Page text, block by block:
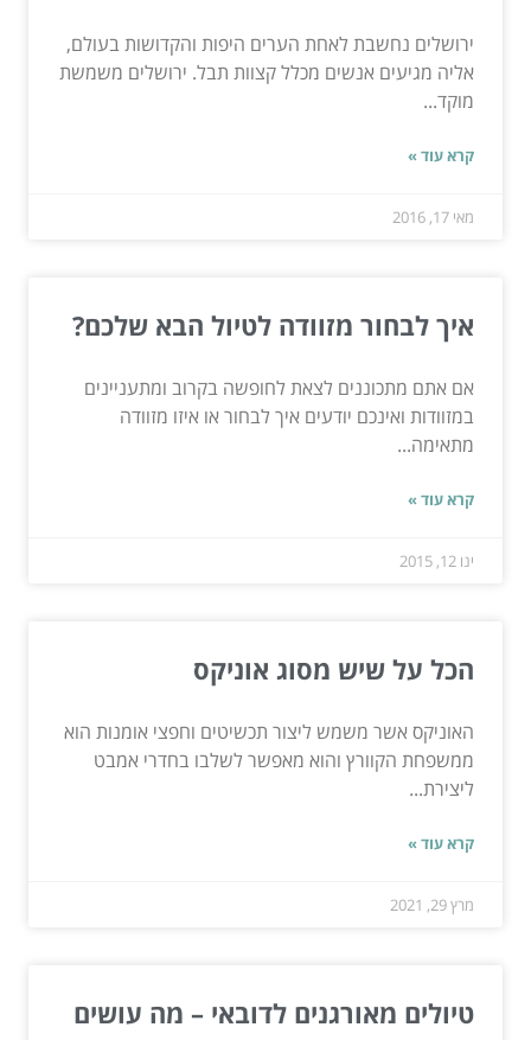
ירושלים נחשבת לאחת הערים היפות והקדושות בעולם,
אליה מגיעים אנשים מכלל קצוות תבל. ירושלים משמשת
מוקד...
קרא עוד »
מאי 17, 2016
איך לבחור מזוודה לטיול הבא שלכם?
אם אתם מתכוננים לצאת לחופשה בקרוב ומתעניינים
במזוודות ואינכם יודעים איך לבחור או איזו מזוודה
מתאימה...
קרא עוד »
ינו 12, 2015
הכל על שיש מסוג אוניקס
האוניקס אשר משמש ליצור תכשיטים וחפצי אומנות הוא
ממשפחת הקוורץ והוא מאפשר לשלבו בחדרי אמבט
ליצירת...
קרא עוד »
מרץ 29, 2021
טיולים מאורגנים לדובאי – מה עושים